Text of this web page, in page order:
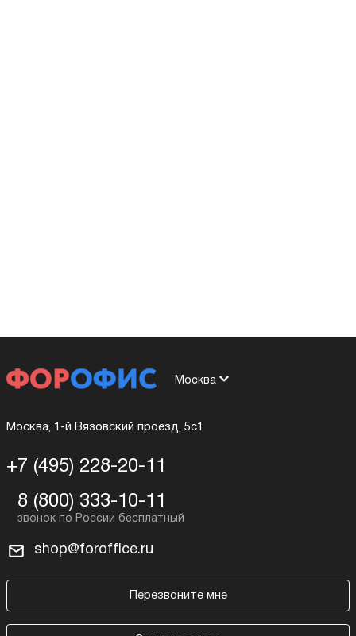
Москва
Москва, 1-й Вязовский проезд, 5с1
+7 (495) 228-20-11
8 (800) 333-10-11
shop@foroffice.ru
Перезвоните мне